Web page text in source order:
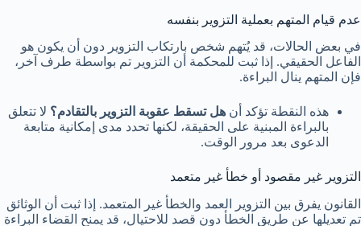
عدم قيام المتهم بعملية التزوير بنفسه
في بعض الحالات، قد يُتهم شخص بارتكاب التزوير دون أن يكون هو
الفاعل الحقيقي. إذا ثبت للمحكمة أن التزوير تم بواسطة طرف آخر،
فإن المتهم ينال البراءة.
هذه النقطة تؤكد أن هل تسقط عقوبة التزوير بالتقادم؟ لا تتعلق
بالبراءة المبنية على الحقيقة، لكنها تحدد مدى إمكانية متابعة
الدعوى بعد مرور الوقت.
التزوير غير مقصود أو خطأ غير متعمد
القانون يفرق بين التزوير العمد والخطأ غير المتعمد. إذا ثبت أن الوثائق
تم تعديلها عن طريق الخطأ دون قصد للاحتيال، قد يمنح القضاء البراءة